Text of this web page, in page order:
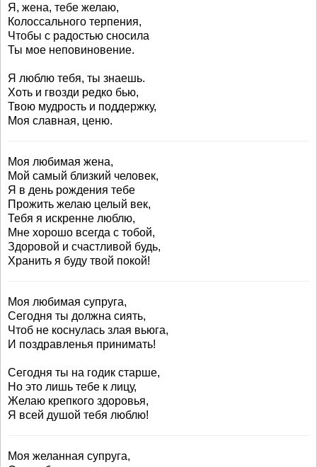
Я, жена, тебе желаю,
Колоссального терпения,
Чтобы с радостью сносила
Ты мое неповиновение.
Я люблю тебя, ты знаешь.
Хоть и гвозди редко бью,
Твою мудрость и поддержку,
Моя славная, ценю.
Моя любимая жена,
Мой самый близкий человек,
Я в день рождения тебе
Прожить желаю целый век,
Тебя я искренне люблю,
Мне хорошо всегда с тобой,
Здоровой и счастливой будь,
Хранить я буду твой покой!
Моя любимая супруга,
Сегодня ты должна сиять,
Чтоб не коснулась злая вьюга,
И поздравленья принимать!
Сегодня ты на годик старше,
Но это лишь тебе к лицу,
Желаю крепкого здоровья,
Я всей душой тебя люблю!
Моя желанная супруга,